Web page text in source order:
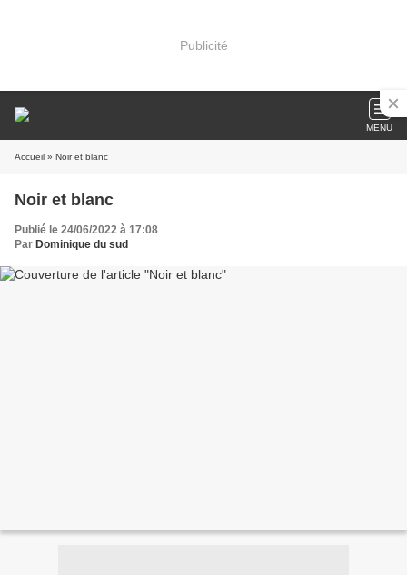
Publicité
MENU
Accueil » Noir et blanc
Noir et blanc
Publié le 24/06/2022 à 17:08
Par Dominique du sud